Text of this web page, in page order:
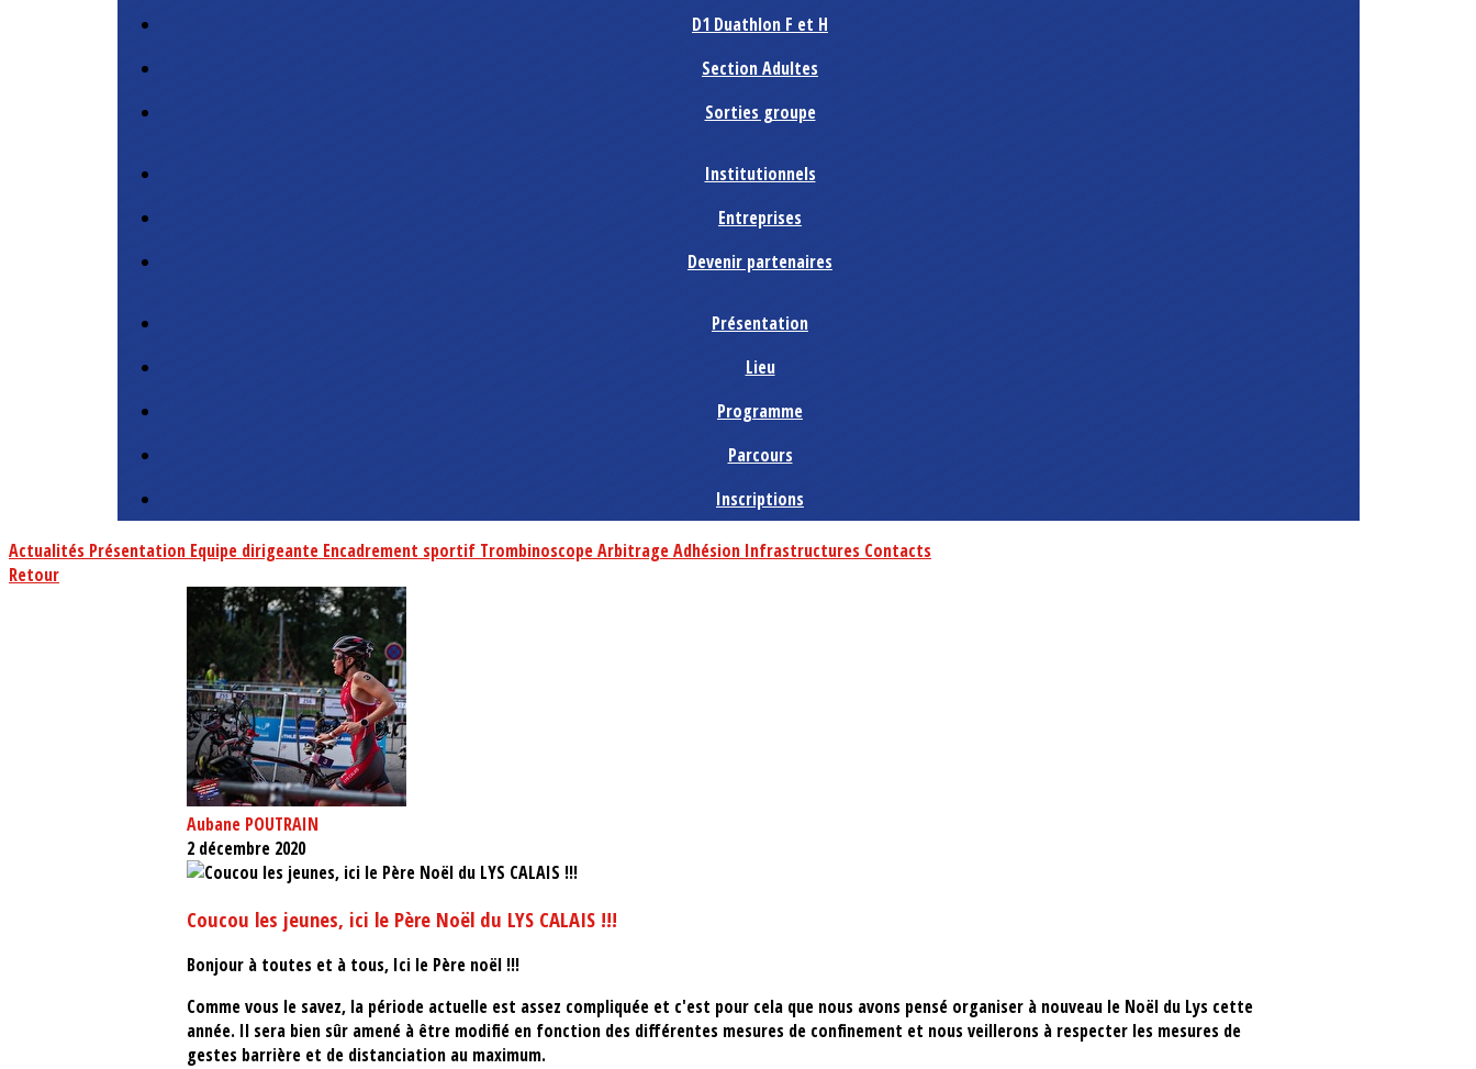
D1 Duathlon F et H
Section Adultes
Sorties groupe
Institutionnels
Entreprises
Devenir partenaires
Présentation
Lieu
Programme
Parcours
Inscriptions
Actualités Présentation Equipe dirigeante Encadrement sportif TrombinoscopeArbitrageAdhésion Infrastructures Contacts
Retour
Aubane POUTRAIN
2 décembre 2020
Coucou les jeunes, ici le Père Noël du LYS CALAIS !!!
Bonjour à toutes et à tous, Ici le Père noël !!!
Comme vous le savez, la période actuelle est assez compliquée et c'est pour cela que nous avons pensé organiser à nouveau le Noël du Lys cette
année. Il sera bien sûr amené à être modifié en fonction des différentes mesures de confinement et nous veillerons à respecter les mesures de
gestes barrière et de distanciation au maximum.